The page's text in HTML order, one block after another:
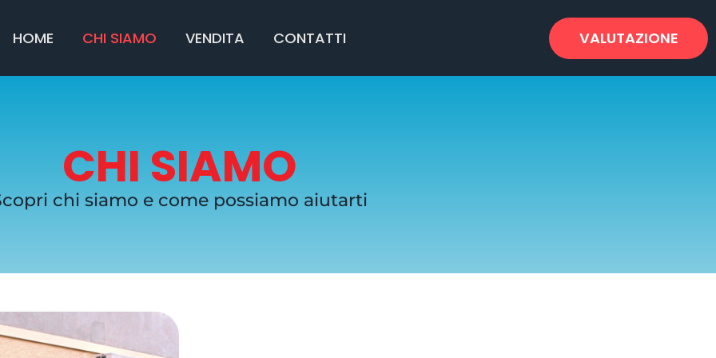
HOME CHI SIAMO VENDITA CONTATTI VALUTAZIONE
CHI SIAMO
chi siamo e come possiamo aiutarti